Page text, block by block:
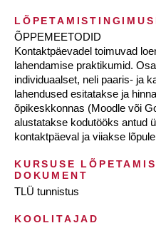
ÕPPEMEETODID
Kontaktpäevadel toimuvad
lahendamise praktikumid.
individuaalset, neli paaris- ja
lahendused esitatakse ja
õpikeskkonnas (Moodle või
alustatakse kodutööks antud
kontaktpäeval ja viiakse
KURSUSE
DOKUMENT
TLÜ tunnistus
KOOLITAJAD